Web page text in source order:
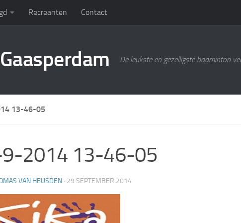
Recreanten Contact
De leukste en gezelligste badminton
13-46-05
2014 13-46-05
VAN HEUSDEN · 29 SEPTEMBER 2014